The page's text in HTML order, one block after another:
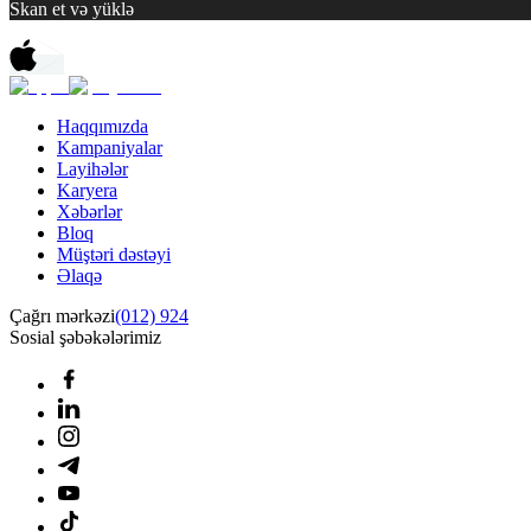
Skan et və yüklə
Haqqımızda
Kampaniyalar
Layihələr
Karyera
Xəbərlər
Bloq
Müştəri dəstəyi
Əlaqə
Çağrı mərkəzi(012) 924
Sosial şəbəkələrimiz